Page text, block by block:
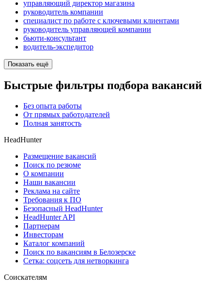
управляющий директор магазина
руководитель компании
специалист по работе с ключевыми клиентами
руководитель управляющей компании
бьюти-консультант
водитель-экспедитор
Показать ещё
Быстрые фильтры подбора вакансий
Без опыта работы
От прямых работодателей
Полная занятость
HeadHunter
Размещение вакансий
Поиск по резюме
О компании
Наши вакансии
Реклама на сайте
Требования к ПО
Безопасный HeadHunter
HeadHunter API
Партнерам
Инвесторам
Каталог компаний
Поиск по вакансиям в Белозерске
Сетка: соцсеть для нетворкинга
Соискателям